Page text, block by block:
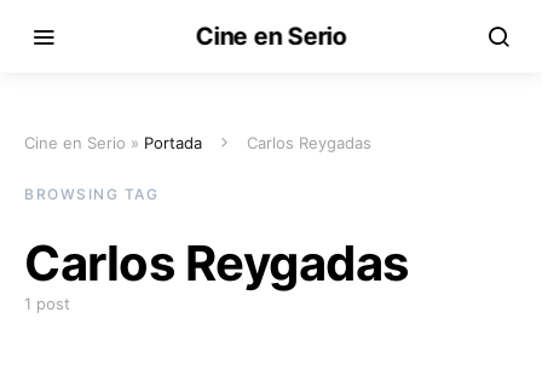
Cine en Serio
Cine en Serio » Portada Carlos Reygadas
BROWSING TAG
Carlos Reygadas
1 post